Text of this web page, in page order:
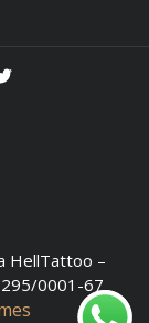
HellTattoo –
0001-67